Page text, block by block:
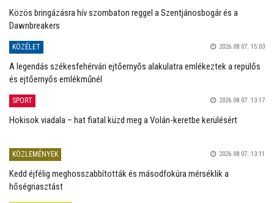
Közös bringázásra hív szombaton reggel a Szentjánosbogár és a
Dawnbreakers
KÖZÉLET 2026.08.07. 15:03
A legendás székesfehérvári ejtőernyős alakulatra emlékeztek a repülős
és ejtőernyős emlékműnél
SPORT 2026.08.07. 13:17
Hokisok viadala – hat fiatal küzd meg a Volán-keretbe kerülésért
KÖZLEMÉNYEK 2026.08.07. 13:11
Kedd éjfélig meghosszabbították és másodfokúra mérséklik a
hőségriasztást